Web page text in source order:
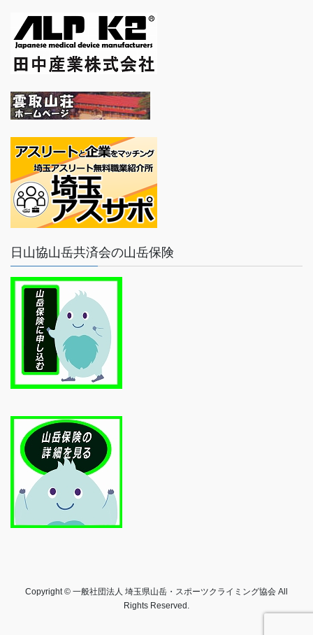
日山協山岳共済会の山岳保険
Copyright © 一般社団法人 埼玉県山岳・スポーツクライミング協会 All
Rights Reserved.